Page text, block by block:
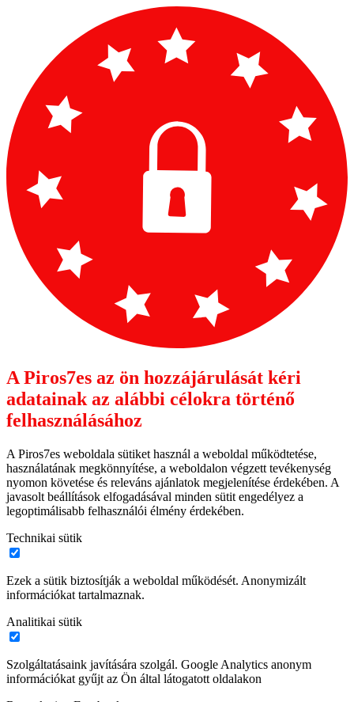
A Piros7es az ön hozzájárulását kéri
adatainak az alábbi célokra történő
felhasználásához
A Piros7es weboldala sütiket használ a weboldal működtetése,
használatának megkönnyítése, a weboldalon végzett tevékenység
nyomon követése és releváns ajánlatok megjelenítése érdekében. A
javasolt beállítások elfogadásával minden sütit engedélyez a
legoptimálisabb felhasználói élmény érdekében.
Technikai sütik
Ezek a sütik biztosítják a weboldal működését. Anonymizált
információkat tartalmaznak.
Analitikai sütik
Szolgáltatásaink javítására szolgál. Google Analytics anonym
információkat gyűjt az Ön által látogatott oldalakon